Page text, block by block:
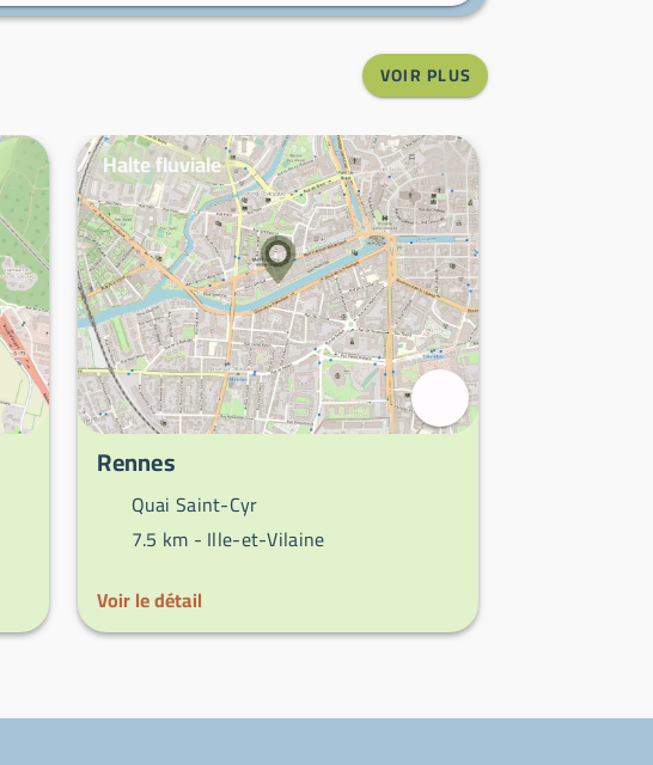
VOIR PLUS
Halte fluviale
Rennes
Quai Saint-Cyr
7.5 km - Ille-et-Vilaine
Voir le détail